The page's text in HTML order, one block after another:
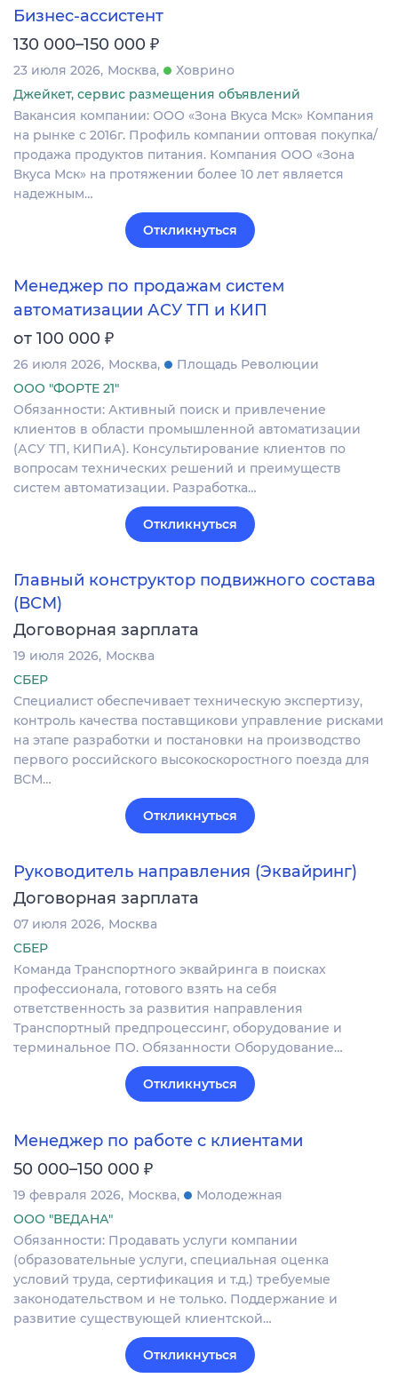
Бизнес-ассистент
130 000–150 000 ₽
23 июля 2026 Москва
Ховрино
Джейкет, сервис размещения объявлений
Вакансия компании: ООО «Зона Вкуса Мск» Компания
на рынке с 2016г. Профиль компании оптовая покупка/
продажа продуктов питания. Компания ООО «Зона
Вкуса Мск» на протяжении более 10 лет является
надежным…
Откликнуться
Менеджер по продажам систем
автоматизации АСУ ТП и КИП
от 100 000 ₽
26 июля 2026 Москва
Площадь Революции
ООО "ФОРТЕ 21"
Обязанности: Активный поиск и привлечение
клиентов в области промышленной автоматизации
(АСУ ТП, КИПиА). Консультирование клиентов по
вопросам технических решений и преимуществ
систем автоматизации. Разработка…
Откликнуться
Главный конструктор подвижного состава
(ВСМ)
Договорная зарплата
19 июля 2026 Москва
СБЕР
Специалист обеспечивает техническую экспертизу,
контроль качества поставщикови управление рисками
на этапе разработки и постановки на производство
первого российского высокоскоростного поезда для
ВСМ…
Откликнуться
Руководитель направления (Эквайринг)
Договорная зарплата
07 июля 2026 Москва
СБЕР
Команда Транспортного эквайринга в поисках
профессионала, готового взять на себя
ответственность за развития направления
Транспортный предпроцессинг, оборудование и
терминальное ПО. Обязанности Оборудование…
Откликнуться
Менеджер по работе с клиентами
50 000–150 000 ₽
19 февраля 2026 Москва
Молодежная
ООО "ВЕДАНА"
Обязанности: Продавать услуги компании
(образовательные услуги, специальная оценка
условий труда, сертификация и т.д.) требуемые
законодательством и не только. Поддержание и
развитие существующей клиентской…
Откликнуться